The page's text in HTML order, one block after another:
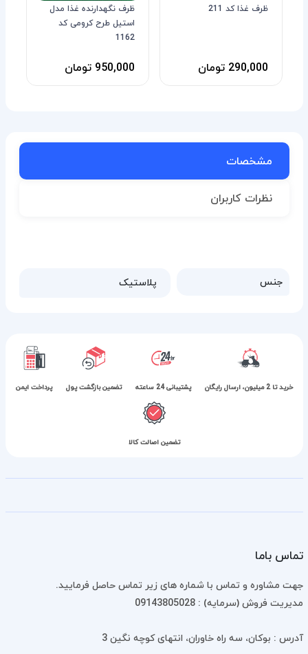
ظرف غذا کد 211
290,000 تومان
ظرف نگهدارنده غذا مدل
استیل طرح کرومی کد
1162
950,000 تومان
مشخصات
نظرات کاربران
جنس پلاستیک
خرید تا 2 میلیون، ارسال رایگان پشتیبانی 24 ساعته تضمین بازگشت پول پرداخت ایمن
تضمین اصالت کالا
تماس باما
جهت مشاوره و تماس با شماره های زیر تماس حاصل فرمایید.
مدیریت فروش (سرمایه) : 09143805028
آدرس : بوکان، سه راه خاوران، انتهای کوچه نگین 3